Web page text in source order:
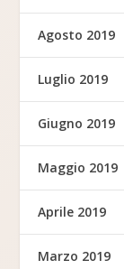
Agosto 2019
Luglio 2019
Giugno 2019
Maggio 2019
Aprile 2019
Marzo 2019